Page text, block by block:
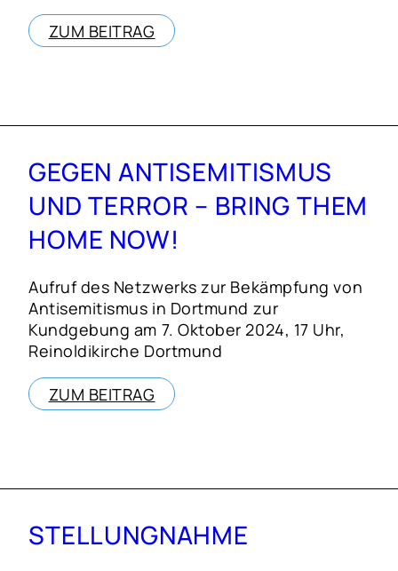
ZUM BEITRAG
GEGEN ANTISEMITISMUS
UND TERROR – BRING THEM
HOME NOW!
Aufruf des Netzwerks zur Bekämpfung von
Antisemitismus in Dortmund zur
Kundgebung am 7. Oktober 2024, 17 Uhr,
Reinoldikirche Dortmund
ZUM BEITRAG
STELLUNGNAHME